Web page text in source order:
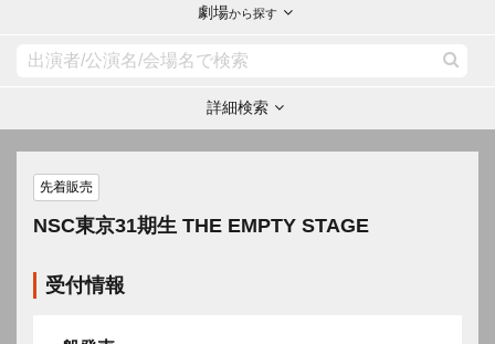
劇場から探す
詳細検索
先着販売
NSC東京31期生 THE EMPTY STAGE
受付情報